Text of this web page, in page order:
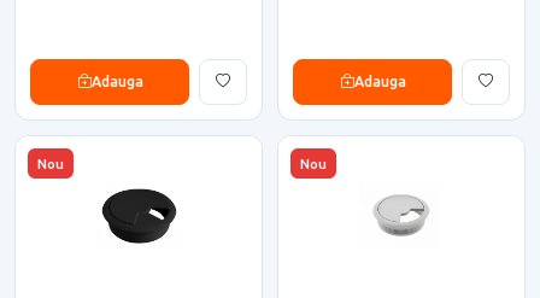
Adauga Adauga
Nou Nou